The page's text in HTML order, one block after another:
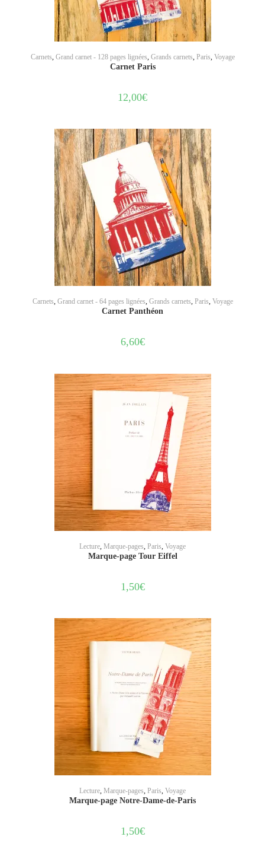
AJOUTER AU PANIER
Carnets Grand carnet - 128 pages lignées Grands carnets Paris Voyage
Carnet Paris
12,00€
AJOUTER AU PANIER
Carnets, Grand carnet - 64 pages lignées, Grands carnets, Paris, Voyage
Carnet Panthéon
6,60€
AJOUTER AU PANIER
Lecture Marque-pages Paris Voyage
Marque-page Tour Eiffel
1,50€
AJOUTER AU PANIER
Lecture, Marque-pages, Paris, Voyage
Marque-page Notre-Dame-de-Paris
1,50€